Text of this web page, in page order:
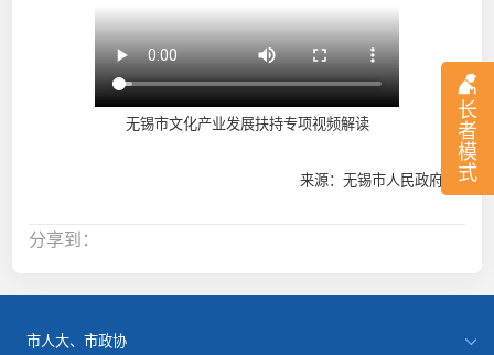
长
者
模
式
无锡市文化产业发展扶持专项视频解读
来源：无锡市人民政府
分享到：
市人大、市政协